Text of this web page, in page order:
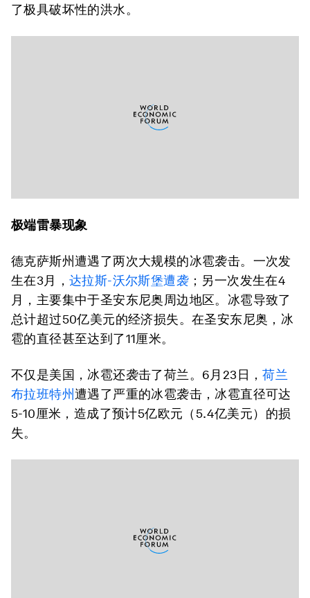
了极具破坏性的洪水。
极端雷暴现象
德克萨斯州遭遇了两次大规模的冰雹袭击。一次发
生在3月， 达拉斯-沃尔斯堡遭袭 ；另一次发生在4
月，主要集中于圣安东尼奥周边地区。冰雹导致了
总计超过50亿美元的经济损失。在圣安东尼奥，冰
雹的直径甚至达到了11厘米。
不仅是美国，冰雹还袭击了荷兰。6月23日，荷兰
布拉班特州遭遇了严重的冰雹袭击，冰雹直径可达
5-10厘米，造成了预计5亿欧元（5.4亿美元）的损
失。